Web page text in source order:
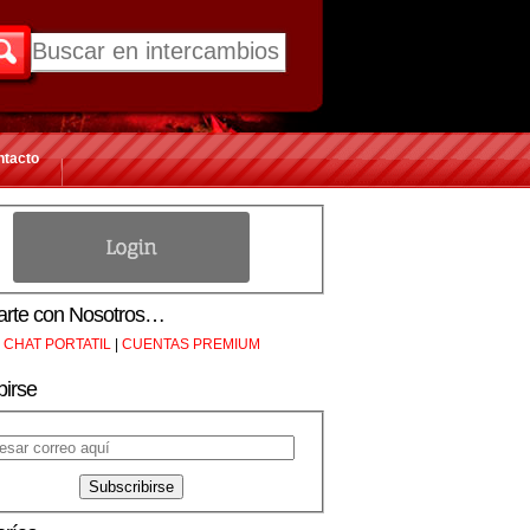
con Nosotros…
CHAT PORTATIL | CUENTAS PREMIUM